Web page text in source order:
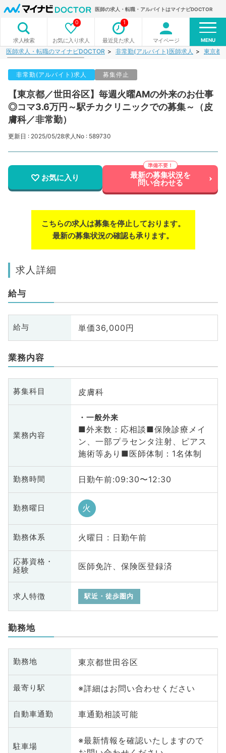
医師の求人・転職・アルバイトはマイナビDOCTOR
求人検索 お気に入り求人
0
最近見た求人
1
マイページ MENU
医師求人・転職のマイナビDOCTOR 非常勤(アルバイト)医師求人 東京都
非常勤(アルバイト)求人 募集停止
【東京都／世田谷区】毎週火曜AMの外来のお仕事
◎コマ3.6万円～駅チカクリニックでの募集～（皮
膚科／非常勤）
更新日 : 2025/05/28求人No : 589730
お気に入り 最新の募集状況を
問い合わせる
こちらの求人は募集を停止しております。
最新の募集状況の確認も承ります。
求人詳細
給与
給与 単価36,000円
業務内容
募集科目 皮膚科
業務内容
一般外来
■外来数：応相談■保険診療メイ
ン、一部プラセンタ注射、ピアス
施術等あり■医師体制：1名体制
勤務時間 日勤午前:09:30〜12:30
勤務曜日 火
勤務体系 火曜日 : 日勤午前
応募資格・
経験
医師免許、保険医登録済
求人特徴 駅近・徒歩圏内
勤務地
勤務地 東京都世田谷区
最寄り駅 ※詳細はお問い合わせください
自動車通勤 車通勤相談可能
駐車場
※最新情報を確認いたしますので